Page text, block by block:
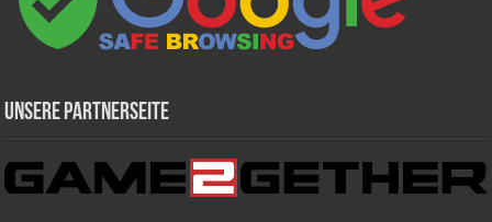
Unsere Partnerseite